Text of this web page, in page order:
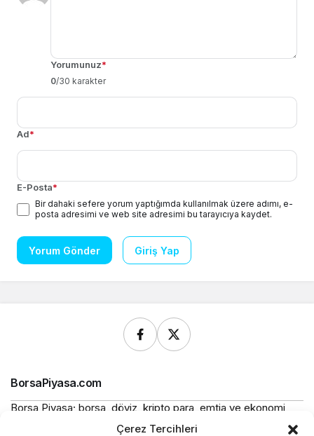
Çerez Tercihleri
Yorumunuz*
0/30 karakter
Ad*
E-Posta*
Bir dahaki sefere yorum yaptığımda kullanılmak üzere adımı, e-
posta adresimi ve web site adresimi bu tarayıcıya kaydet.
Yorum Gönder Giriş Yap
BorsaPiyasa.com
Borsa Piyasa; borsa, döviz, kripto para, emtia ve ekonomi
alanlarında güncel haberler, piyasa verileri ve bilgilendirici